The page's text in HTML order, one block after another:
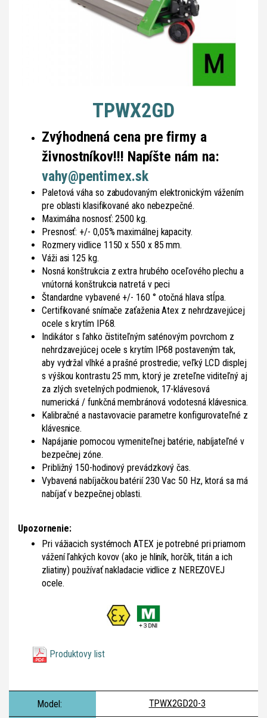
TPWX2GD
Zvýhodnená cena pre firmy a
živnostníkov!!! Napíšte nám na:
vahy@pentimex.sk
Paletová váha so zabudovaným elektronickým vážením
pre oblasti klasifikované ako nebezpečné.
Maximálna nosnosť: 2500 kg.
Presnosť: +/- 0,05% maximálnej kapacity.
Rozmery vidlice 1150 x 550 x 85 mm.
Váži asi 125 kg.
Nosná konštrukcia z extra hrubého oceľového plechu a
vnútorná konštrukcia natretá v peci
Štandardne vybavené +/- 160 ° otočná hlava stĺpa.
Certifikované snímače zaťaženia Atex z nehrdzavejúcej
ocele s krytím IP68.
Indikátor s ľahko čistiteľným saténovým povrchom z
nehrdzavejúcej ocele s krytím IP68 postaveným tak,
aby vydržal vlhké a prašné prostredie; veľký LCD displej
s výškou kontrastu 25 mm, ktorý je zreteľne viditeľný aj
za zlých svetelných podmienok, 17-klávesová
numerická / funkčná membránová vodotesná klávesnica.
Kalibračné a nastavovacie parametre konfigurovateľné z
klávesnice.
Napájanie pomocou vymeniteľnej batérie, nabíjateľné v
bezpečnej zóne.
Približný 150-hodinový prevádzkový čas.
Vybavená nabíjačkou batérií 230 Vac 50 Hz, ktorá sa má
nabíjať v bezpečnej oblasti.
Upozornenie:
Pri vážiacich systémoch ATEX je potrebné pri priamom
vážení ľahkých kovov (ako je hliník, horčík, titán a ich
zliatiny) používať nakladacie vidlice z NEREZOVEJ
ocele.
Produktovy list
TPWX2GD20-3